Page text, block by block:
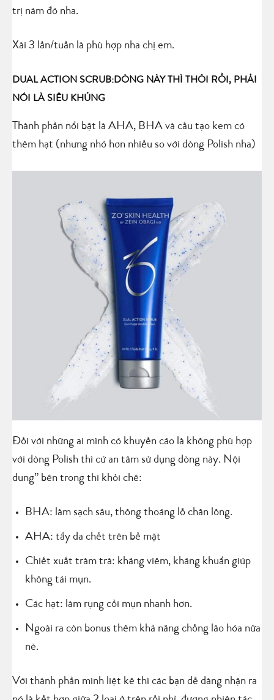
trị nám đó nha.
Xài 3 lần/tuần là phù hợp nha chị em.
DUAL ACTION SCRUB:DÒNG NÀY THÌ THÔI RỒI, PHẢI
NÓI LÀ SIÊU KHỦNG
Thành phần nổi bật là AHA, BHA và cấu tạo kem có
thêm hạt (nhưng nhỏ hơn nhiều so với dòng Polish nha)
Đối với những ai mình có khuyến cáo là không phù hợp
với dòng Polish thì cứ an tâm sử dụng dòng này. Nội
dung” bên trong thì khỏi chê:
BHA: làm sạch sâu, thông thoáng lỗ chân lông.
AHA: tẩy da chết trên bề mặt
Chiết xuất tràm trà: kháng viêm, kháng khuẩn giúp
không tái mụn.
Các hạt: làm rụng cồi mụn nhanh hơn.
Ngoài ra còn bonus thêm khả năng chống lão hóa nữa
nè.
Với thành phần mình liệt kê thì các bạn dễ dàng nhận ra